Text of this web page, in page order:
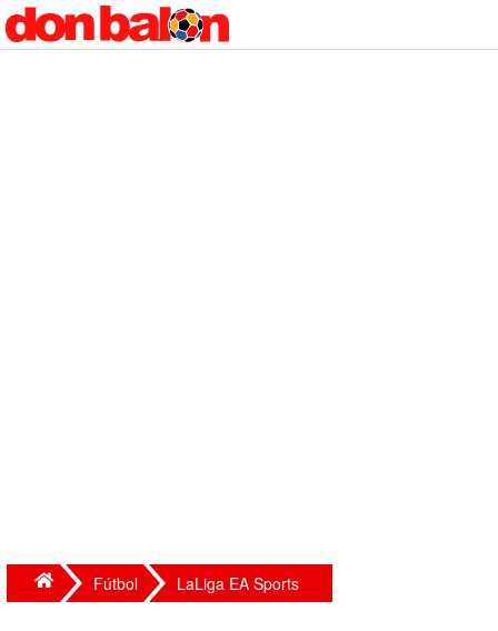
Fútbol LaLiga EA Sports